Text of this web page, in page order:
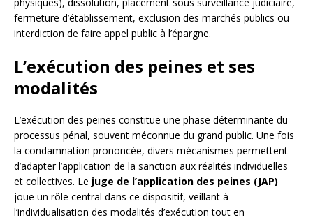
fermeture d’établissement, exclusion des marchés publics ou
interdiction de faire appel public à l’épargne.
L’exécution des peines et ses
modalités
L’exécution des peines constitue une phase déterminante du
processus pénal, souvent méconnue du grand public. Une fois
la condamnation prononcée, divers mécanismes permettent
d’adapter l’application de la sanction aux réalités individuelles
et collectives. Le juge de l’application des peines (JAP)
joue un rôle central dans ce dispositif, veillant à
l’individualisation des modalités d’exécution tout en